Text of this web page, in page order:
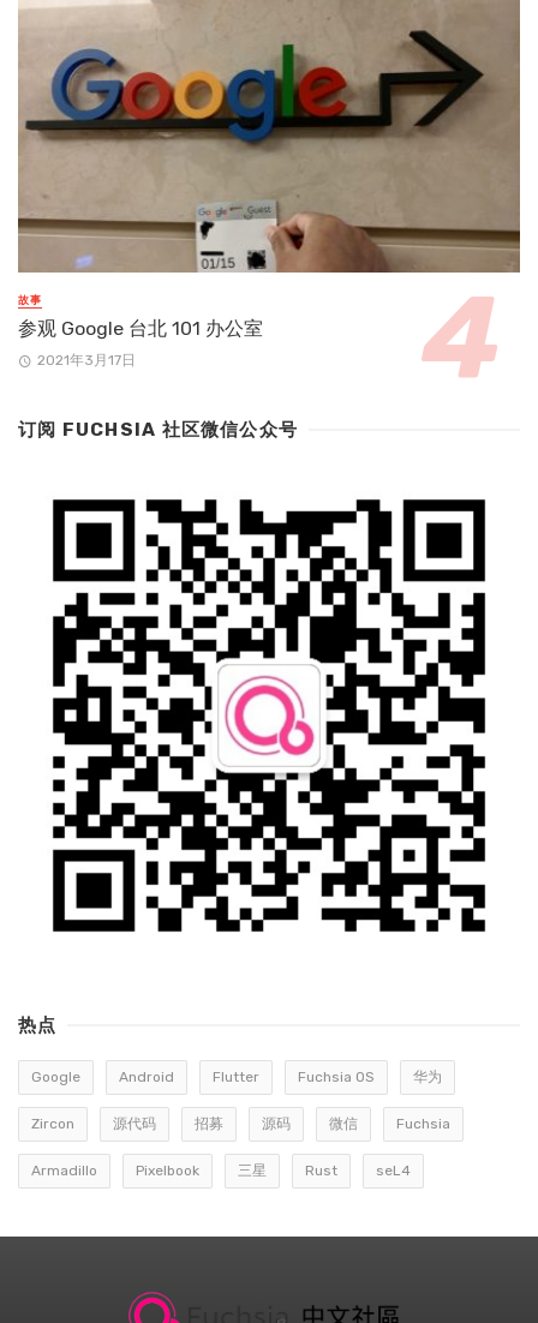
故事
参观 Google 台北 101 办公室
2021年3月17日
订阅 FUCHSIA 社区微信公众号
热点
Google Android Flutter Fuchsia OS 华为
Zircon 源代码 招募 源码 微信 Fuchsia
Armadillo Pixelbook 三星 Rust seL4